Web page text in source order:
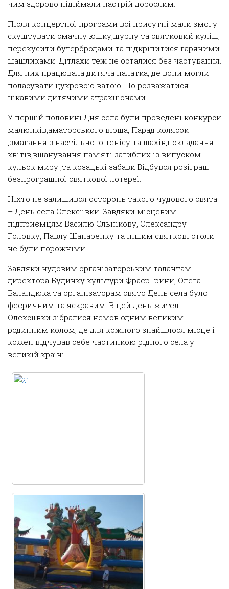
чим здорово підіймали настрій дорослим.
Після концертної програми всі присутні мали змогу
скуштувати смачну юшку,шурпу та святковий куліш,
перекусити бутербродами та підкріпитися гарячими
шашликами. Дітлахи теж не осталися без частування.
Для них працювала дитяча палатка, де вони могли
поласувати цукровою ватою. По розважатися
цікавими дитячими атракціонами.
У першій половині Дня села були проведені конкурси
малюнків,аматорського вірша, Парад колясок
,змагання з настільного тенісу та шахів,покладання
квітів,вшанування пам’яті загиблих із випуском
кульок миру ,та козацькі забави.Відбувся розіграш
безпрограшної святкової лотереї.
Ніхто не залишився осторонь такого чудового свята
– День села Олексіївки! Завдяки місцевим
підприємцям Василю Єльнікову, Олександру
Головку, Павлу Шапаренку та іншим святкові столи
не були порожніми.
Завдяки чудовим організаторським талантам
директора Будинку культури Фраєр Ірини, Олега
Баландюка та організаторам свято День села було
феєричним та яскравим. В цей день жителі
Олексіївки зібралися немов одним великим
родинним колом, де для кожного знайшлося місце і
кожен відчував себе частинкою рідного села у
великій країні.